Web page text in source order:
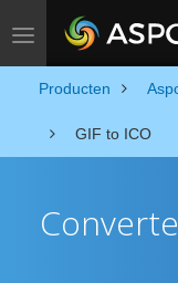
Toggle navigation
Producten
GIF to ICO